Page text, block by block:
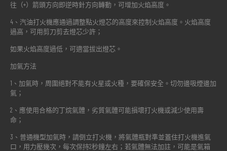
往（+）箭頭方向即逆時針方向轉動，可增加火焰高度。
4、汽油打火機應通過調整點火燈芯的高度來控制火焰高度。火焰高度
過高，可用剪刀剪去燈芯少許；
如果火焰高度過低，可適當拔出燈芯。
加氣方法
1、加氣時，周圍絕對不能有火星或火種，要確保安全。切勿邊吸煙邊加
氣；
2、應使用合格的丁烷氣體，劣質氣體可能損壞打火機或減少使用壽
命；
3、普通機型加氣時，請倒立打火機，將氣體瓶對準並蓋住打火機進氣
口，用力壓幾次，每次保持2秒鐘左右；若氣體無法加註，可能是氣箱